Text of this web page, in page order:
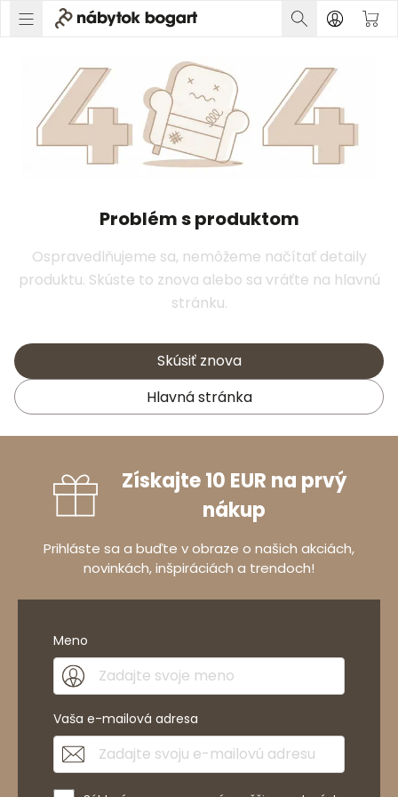
Problém s produktom
Ospravedlňujeme sa, nemôžeme načítať detaily
produktu. Skúste to znova alebo sa vráťte na hlavnú
stránku.
Skúsiť znova
Hlavná stránka
Získajte 10 EUR na prvý
nákup
Prihláste sa a buďte v obraze o našich akciách,
novinkách, inšpiráciách a trendoch!
Meno
Vaša e-mailová adresa